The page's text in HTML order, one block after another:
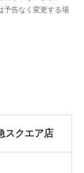
スクエア店